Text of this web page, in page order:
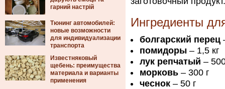
гарний настрій
Тюнинг автомобилей:
новые возможности
для индивидуализации
транспорта
Известняковый
щебень: преимущества
материала и варианты
применения
Ингредиенты
болгарский перец
помидоры – 1,5 кг
лук репчатый –
морковь – 300 г
чеснок – 50 г